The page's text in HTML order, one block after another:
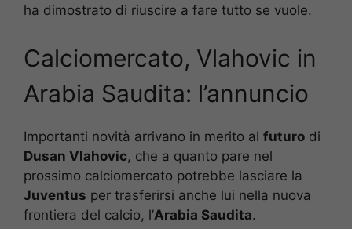
ha dimostrato di riuscire a fare tutto se vuole.
Calciomercato, Vlahovic in
Arabia Saudita: l’annuncio
Importanti novità arrivano in merito al futuro di
Dusan Vlahovic, che a quanto pare nel
prossimo calciomercato potrebbe lasciare la
Juventus per trasferirsi anche lui nella nuova
frontiera del calcio, l’Arabia Saudita.